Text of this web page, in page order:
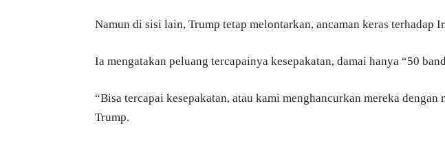
Namun di sisi lain, Trump tetap melontarkan, ancaman keras terhadap
Ia mengatakan peluang tercapainya kesepakatan, damai hanya “50
“Bisa tercapai kesepakatan, atau kami menghancurkan mereka
Trump.